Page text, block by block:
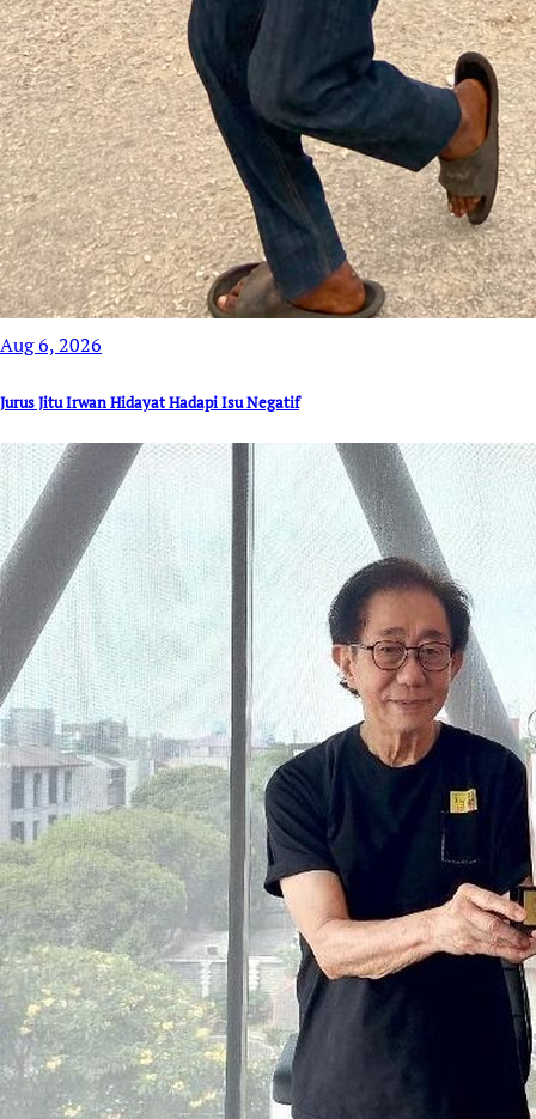
Aug 6, 2026
Jurus Jitu Irwan Hidayat Hadapi Isu Negatif